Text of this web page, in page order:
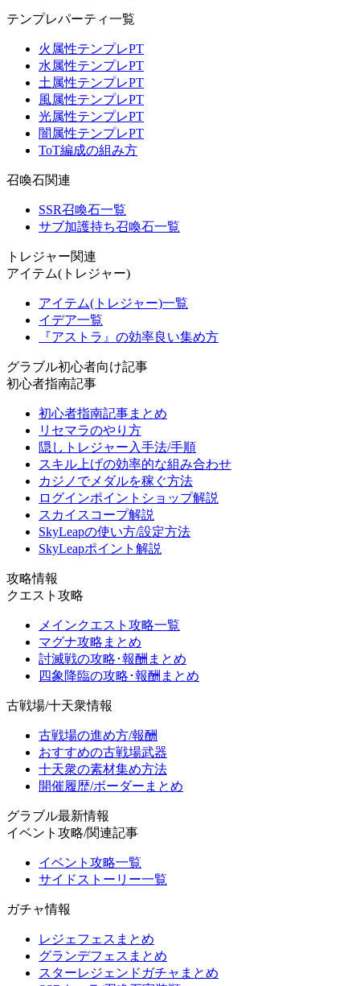
テンプレパーティ一覧
火属性テンプレPT
水属性テンプレPT
土属性テンプレPT
風属性テンプレPT
光属性テンプレPT
闇属性テンプレPT
ToT編成の組み方
召喚石関連
SSR召喚石一覧
サブ加護持ち召喚石一覧
トレジャー関連
アイテム(トレジャー)
アイテム(トレジャー)一覧
イデア一覧
『アストラ』の効率良い集め方
グラブル初心者向け記事
初心者指南記事
初心者指南記事まとめ
リセマラのやり方
隠しトレジャー入手法/手順
スキル上げの効率的な組み合わせ
カジノでメダルを稼ぐ方法
ログインポイントショップ解説
スカイスコープ解説
SkyLeapの使い方/設定方法
SkyLeapポイント解説
攻略情報
クエスト攻略
メインクエスト攻略一覧
マグナ攻略まとめ
討滅戦の攻略･報酬まとめ
四象降臨の攻略･報酬まとめ
古戦場/十天衆情報
古戦場の進め方/報酬
おすすめの古戦場武器
十天衆の素材集め方法
開催履歴/ボーダーまとめ
グラブル最新情報
イベント攻略/関連記事
イベント攻略一覧
サイドストーリー一覧
ガチャ情報
レジェフェスまとめ
グランデフェスまとめ
スターレジェンドガチャまとめ